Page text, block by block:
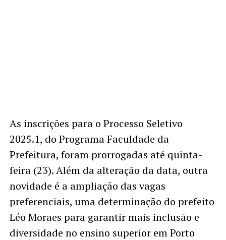
As inscrições para o Processo Seletivo
2025.1, do Programa Faculdade da
Prefeitura, foram prorrogadas até quinta-
feira (23). Além da alteração da data, outra
novidade é a ampliação das vagas
preferenciais, uma determinação do prefeito
Léo Moraes para garantir mais inclusão e
diversidade no ensino superior em Porto